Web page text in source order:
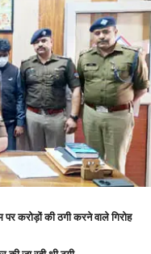
करोड़ों की ठगी करने वाले गिरोह